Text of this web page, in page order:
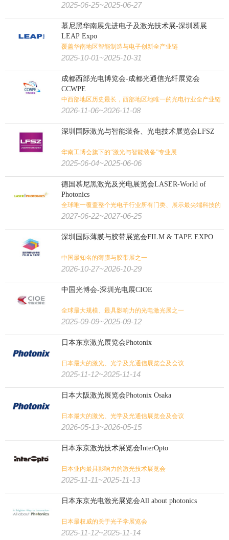
2025-06-25~2025-06-27
慕尼黑华南展先进电子及激光技术展-深圳慕展
LEAP Expo
覆盖华南地区智能制造与电子创新全产业链
2025-10-01~2025-10-31
成都西部光电博览会-成都光通信光纤展览会
CCWPE
中西部地区历史最长，西部地区地唯一的光电行业全产业链
年度盛会
2026-11-06~2026-11-08
深圳国际激光与智能装备、光电技术展览会LFSZ
华南工博会旗下的“激光与智能装备”专业展
2025-06-04~2025-06-06
德国慕尼黑激光及光电展览会LASER-World of
Photonics
全球唯一覆盖整个光电子行业所有门类、展示最尖端科技的
专业光电展览会
2027-06-22~2027-06-25
深圳国际薄膜与胶带展览会FILM & TAPE EXPO
中国最知名的薄膜与胶带展之一
2026-10-27~2026-10-29
中国光博会-深圳光电展CIOE
全球最大规模、最具影响力的光电激光展之一
2025-09-09~2025-09-12
日本东京激光展览会Photonix
日本最大的激光、光学及光通信展览会及会议
2025-11-12~2025-11-14
日本大阪激光展览会Photonix Osaka
日本最大的激光、光学及光通信展览会及会议
2026-05-13~2026-05-15
日本东京激光技术展览会InterOpto
日本业内最具影响力的激光技术展览会
2025-11-11~2025-11-13
日本东京光电激光展览会All about photonics
日本最权威的关于光子学展览会
2025-11-12~2025-11-14